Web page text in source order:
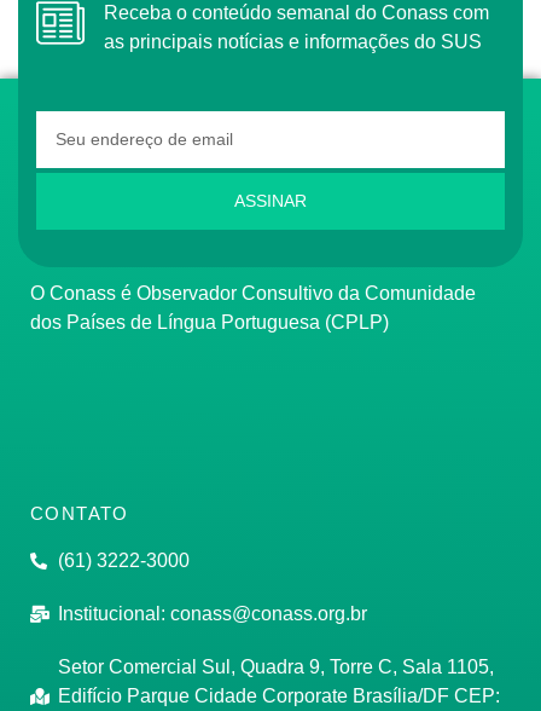
Receba o conteúdo semanal do Conass com
as principais notícias e informações do SUS
ASSINAR
O Conass é Observador Consultivo da Comunidade
dos Países de Língua Portuguesa (CPLP)
CONTATO
(61) 3222-3000
Institucional: conass@conass.org.br
Setor Comercial Sul, Quadra 9, Torre C, Sala 1105,
Edifício Parque Cidade Corporate Brasília/DF CEP: